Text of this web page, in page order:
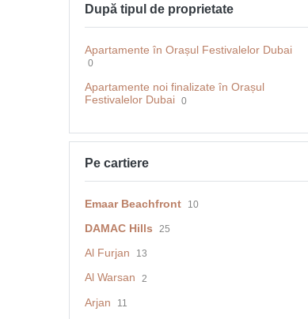
După tipul de proprietate
Apartamente în Orașul Festivalelor Dubai
0
Apartamente noi finalizate în Orașul
Festivalelor Dubai 0
Pe cartiere
Emaar Beachfront 10
DAMAC Hills 25
Al Furjan 13
Al Warsan 2
Arjan 11